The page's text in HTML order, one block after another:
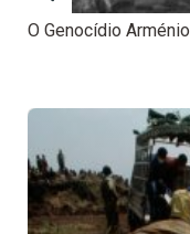
O Genocídio Arménio